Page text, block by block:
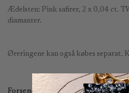
Ædelsten: Pink safirer, 2 x 0,04 ct.
diamanter.
Øreringene kan også købes separat.
Forsendelse og returnering